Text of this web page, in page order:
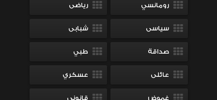
رومانسي رياضى
سياسى شبابى
صداقة طبي
عائلى عسكري
غموض قانونى